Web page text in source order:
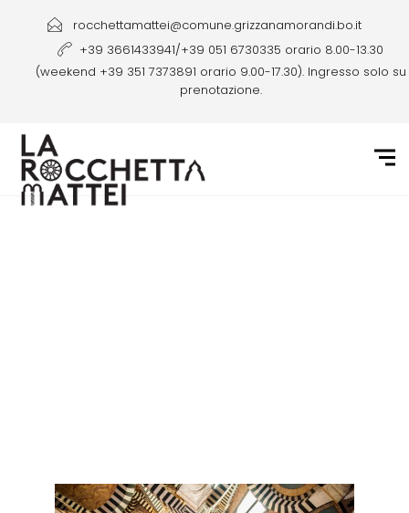
rocchettamattei@comune.grizzanamorandi.bo.it
+39 3661433941/+39 051 6730335 orario 8.00-13.30
(weekend +39 351 7373891 orario 9.00-17.30). Ingresso solo su
prenotazione.